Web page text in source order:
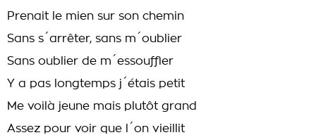
Prenait le mien sur son chemin
Sans s´arrêter, sans m´oublier
Sans oublier de m´essouffler
Y a pas longtemps j´étais petit
Me voilà jeune mais plutôt grand
Assez pour voir que l´on vieillit